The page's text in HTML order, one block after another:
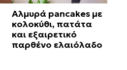
Αλμυρά pancakes με
κολοκύθι, πατάτα
και εξαιρετικό
παρθένο ελαιόλαδο